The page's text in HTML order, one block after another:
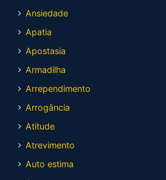
Ansiedade
Apatia
Apostasia
Armadilha
Arrependimento
Arrogância
Atitude
Atrevimento
Auto estima